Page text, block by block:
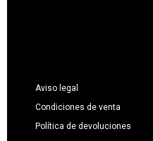
Aviso legal
Condiciones de venta
Política de devoluciones